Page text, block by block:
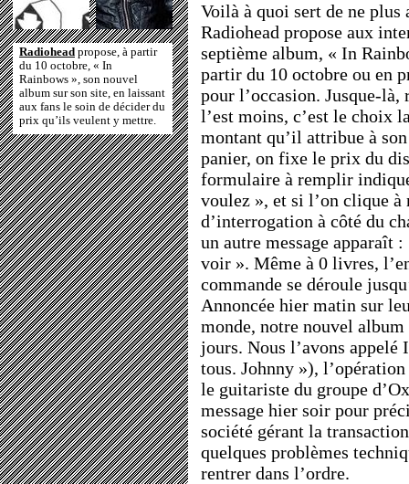
Radiohead propose, à partir
du 10 octobre, « In
Rainbows », son nouvel
album sur son site, en laissant
aux fans le soin de décider du
prix qu’ils veulent y mettre.
Voilà à quoi sert de ne plus
Radiohead propose aux
septième album, « In
partir du 10 octobre ou en
pour l’occasion. Jusque-là,
l’est moins, c’est le choix
montant qu’il attribue à
panier, on fixe le prix du
formulaire à remplir
voulez », et si l’on clique à
d’interrogation à côté du
un autre message apparaît
voir ». Même à 0 livres,
commande se déroule
Annoncée hier matin sur
monde, notre nouvel
jours. Nous l’avons appelé
tous. Johnny »),
le guitariste du groupe
message hier soir pour
société gérant la
quelques problèmes
rentrer dans l’ordre.